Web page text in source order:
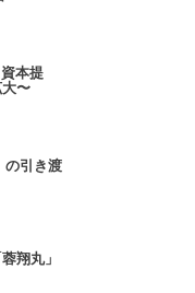
本提
〜
の引き渡
翔丸」